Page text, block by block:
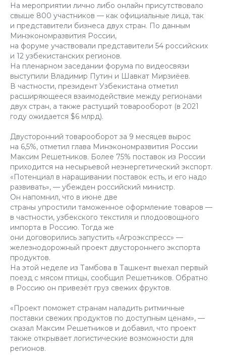
На мероприятии лично либо онлайн присутствовало
свыше 800 участников — как официальные лица, так
и представители бизнеса двух стран. По данным
Минэкономразвития России,
на форуме участвовали представители 54 российских
и 12 узбекистанских регионов.
На пленарном заседании форума по видеосвязи
выступили Владимир Путин и Шавкат Мирзиёев.
В частности, президент Узбекистана отметил
расширяющееся взаимодействие между регионами
двух стран, а также растущий товарооборот (в 2021
году ожидается $6 млрд).
Двусторонний товарооборот за 9 месяцев вырос
на 6,5%, отметил глава Минэкономразвития России
Максим Решетников. Более 75% поставок из России
приходится на несырьевой неэнергетический экспорт.
«Потенциал в наращивании поставок есть, и его надо
развивать», — убежден российский министр.
Он напомнил, что в июне две
страны упростили таможенное оформление товаров —
в частности, узбекского текстиля и плодоовощного
импорта в Россию. Тогда же
они договорились запустить «Агроэкспресс» —
железнодорожный проект двустороннего экспорта
продуктов.
На этой неделе из Тамбова в Ташкент выехал первый
поезд с мясом птицы, сообщил Решетников. Обратно
в Россию он привезёт груз свежих фруктов.
«Проект поможет странам наладить ритмичные
поставки свежих продуктов по доступным ценам», —
сказал Максим Решетников и добавил, что проект
также открывает логистические возможности для
регионов.